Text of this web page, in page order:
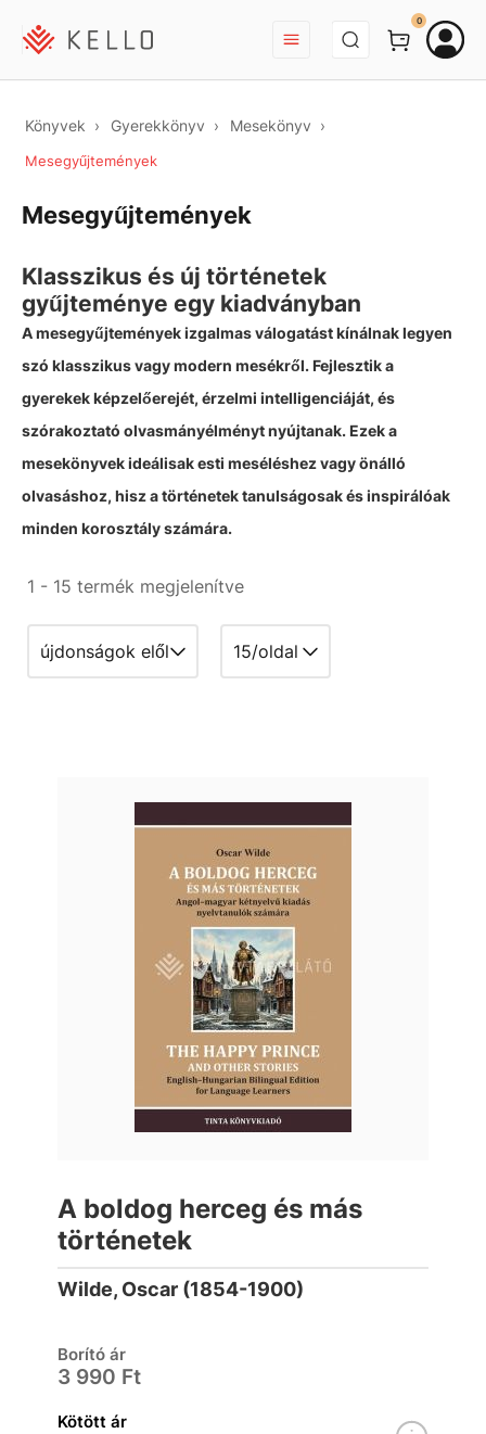
BEJELENTKEZÉS
0
Könyvek Gyerekkönyv Mesekönyv
Mesegyűjtemények
Mesegyűjtemények
Klasszikus és új történetek
gyűjteménye egy kiadványban
A mesegyűjtemények izgalmas válogatást kínálnak legyen
szó klasszikus vagy modern mesékről. Fejlesztik a
gyerekek képzelőerejét, érzelmi intelligenciáját, és
szórakoztató olvasmányélményt nyújtanak. Ezek a
mesekönyvekideálisak esti meséléshez vagy önálló
olvasáshoz, hisz a történetek tanulságosak és inspirálóak
minden korosztály számára.
1 - 15 termék megjelenítve
A boldog herceg és más
történetek
Wilde, Oscar (1854-1900)
Borító ár
3 990 Ft
Kötött ár